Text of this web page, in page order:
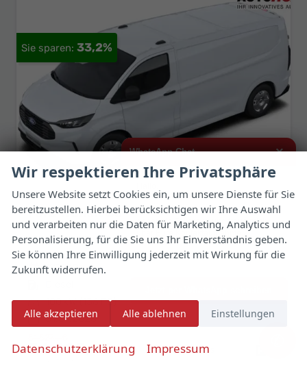
33,2%
Ford Transit Custom
Trend 320L2 Kam Temp Klima PDC 3S
unverbindliche Lieferzeit:07.10.2026 Fahrzeug mit Tageszulassung
Fahrzeugnr. 187739
Leistung 100 kW (136 PS) Kilometerstand 10 km
31.07.2026
34.405,– € Details
WhatsApp Chat ×
ich interessiere mich für das oben
genannte Fahrzeug und freue mich
über Eure Kontaktaufnahme.
Viele Grüße
Wir respektieren Ihre Privatsphäre
Unsere Website setzt Cookies ein, um unsere Dienste für Sie
bereitzustellen. Hierbei berücksichtigen wir Ihre Auswahl
und verarbeiten nur die Daten für Marketing, Analytics und
Personalisierung, für die Sie uns Ihr Einverständnis geben.
Sie können Ihre Einwilligung jederzeit mit Wirkung für die
Zukunft widerrufen.
Alle akzeptieren Alle ablehnen Einstellungen
Datenschutzerklärung Impressum